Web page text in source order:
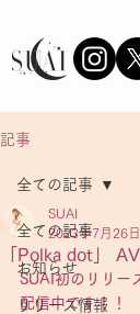
記事
全ての記事
お知らせ
リリース情報
全ての記事
「Polka dot」
SUAI
2023年7月26日
SUAI初のリリー
配信中です！！